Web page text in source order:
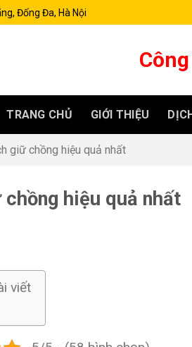
Đống Đa, Hà Nội
TRANG CHỦ GIỚI THIỆU
giữ chồng hiệu quả nhất
chồng hiệu quả nhất
viết